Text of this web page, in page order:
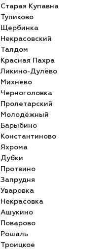
Старая Купавна
Тупиково
Щербинка
Некрасовский
Талдом
Красная Пахра
Ликино-Дулёво
Михнево
Черноголовка
Пролетарский
Молодёжный
Барыбино
Константиново
Яхрома
Дубки
Протвино
Запрудня
Уваровка
Некрасовка
Ашукино
Поварово
Рошаль
Троицкое